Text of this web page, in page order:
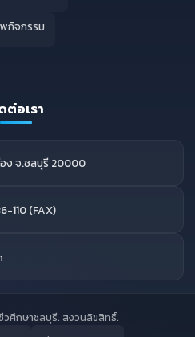
กิจกรรม
ต่อเรา
ง จ.ชลบุรี 20000
110 (FAX)
ศึกษาชลบุรี. สงวนลิขสิทธิ์.